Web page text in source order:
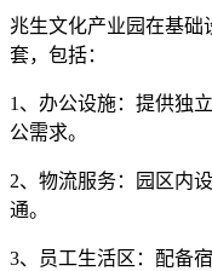
兆生文化产业园在基
套，包括：
1、办公设施：提供独
公需求。
2、物流服务：园区内
通。
3、员工生活区：配备